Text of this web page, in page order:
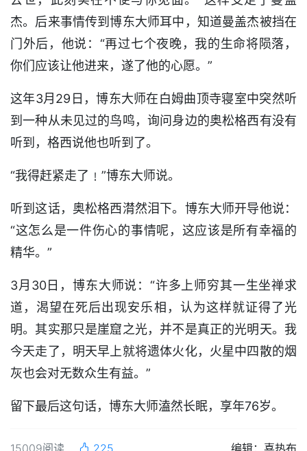
杰。后来事情传到博东大师耳中，知道曼盖杰被挡在
门外后，他说：“再过七个夜晚，我的生命将陨落，
你们应该让他进来，遂了他的心愿。”
这年3月29日，博东大师在白姆曲顶寺寝室中突然听
到一种从未见过的鸟鸣，询问身边的奥松格西有没有
听到，格西说他也听到了。
“我得赶紧走了﹗”博东大师说。
听到这话，奥松格西潸然泪下。博东大师开导他说：
“这怎么是一件伤心的事情呢，这应该是所有幸福的
精华。”
3月30日，博东大师说：“许多上师穷其一生坐禅求
道，渴望在死后出现安乐相，认为这样就证得了光
明。其实那只是崖窟之光，并不是真正的光明天。我
今天走了，明天早上就将遗体火化，火星中四散的烟
灰也会对无数众生有益。”
留下最后这句话，博东大师溘然长眠，享年76岁。